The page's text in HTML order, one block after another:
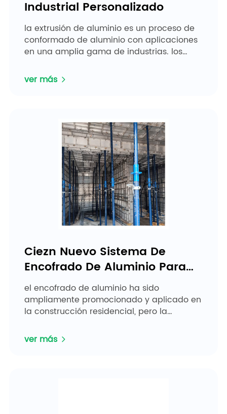
Industrial Personalizado
la extrusión de aluminio es un proceso de
conformado de aluminio con aplicaciones
en una amplia gama de industrias. los
desde wi...
ver más
Ciezn Nuevo Sistema De
Encofrado De Aluminio Para
Sótano
el encofrado de aluminio ha sido
ampliamente promocionado y aplicado en
la construcción residencial, pero la
diferenciada,...
ver más